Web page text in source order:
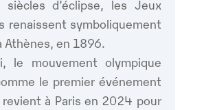
siècles d’éclipse, les Jeux
renaissent symboliquement
Athènes, en 1896.
le mouvement olympique
le premier événement
à Paris en 2024 pour